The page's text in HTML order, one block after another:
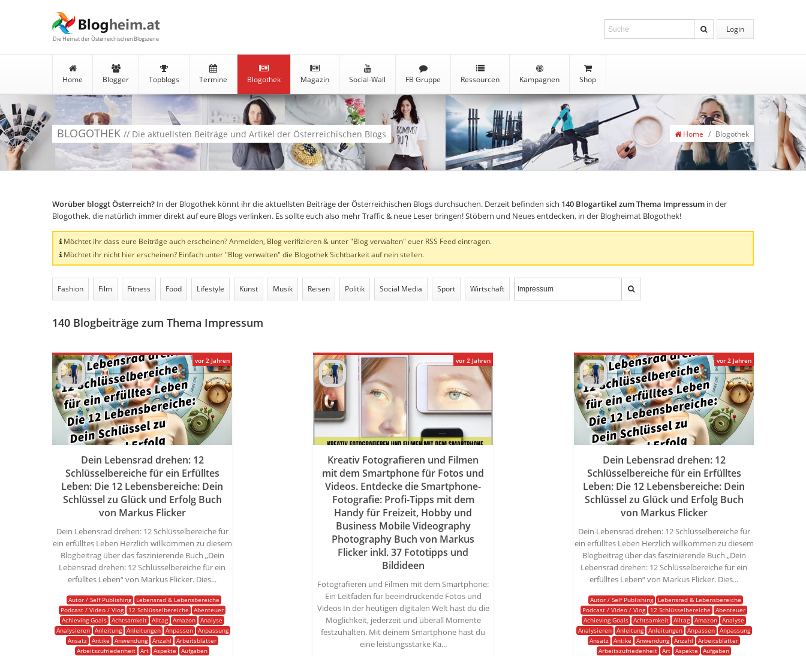
Die Heimat der Österreichischen Blogszene
Login
Home Blogger Topblogs Termine Blogothek Magazin Social-Wall FB Gruppe Ressourcen Kampagnen Shop
BLOGOTHEK // Die aktuellsten Beiträge und Artikel der Österreichischen Blogs Home / Blogothek
Worüber bloggt Österreich? In der Blogothek könnt ihr die aktuellsten Beiträge der Österreichischen Blogs durchsuchen. Derzeit befinden sich 140 Blogartikel zum Thema Impressum in der
Blogothek, die natürlich immer direkt auf eure Blogs verlinken. Es sollte euch also mehr Traffic & neue Leser bringen! Stöbern und Neues entdecken, in der Blogheimat Blogothek!
Möchtet ihr dass eure Beiträge auch erscheinen? Anmelden, Blog verifizieren & unter "Blog verwalten" euer RSS Feed eintragen.
Möchtet ihr nicht hier erscheinen? Einfach unter "Blog verwalten" die Blogothek Sichtbarkeit auf nein stellen.
Fashion Film Fitness Food Lifestyle Kunst Musik Reisen Politik Social Media Sport Wirtschaft
140 Blogbeiträge zum Thema Impressum
Dein Lebensrad drehen: 12
Schlüsselbereiche für ein Erfülltes
Leben: Die 12 Lebensbereiche: Dein
Schlüssel zu Glück und Erfolg Buch
von Markus Flicker
Dein Lebensrad drehen: 12 Schlüsselbereiche für
ein erfülltes Leben Herzlich willkommen zu diesem
Blogbeitrag über das faszinierende Buch „Dein
Lebensrad drehen: 12 Schlüsselbereiche für ein
erfülltes Leben“ von Markus Flicker. Dies...
Autor / Self Publishing
Lebensrad & Lebensbereiche
Podcast / Video / Vlog
12 Schlüsselbereiche
Abenteuer
Achieving Goals Achtsamkeit Alltag Amazon Analyse
Analysieren
Anleitung Anleitungen Anpassen
Anpassung
Ansatz Antike Anwendung Anzahl
Arbeitsblätter
Arbeitszufriedenheit Art Aspekte
Aufgaben
vor 2 Jahren
Kreativ Fotografieren und Filmen
mit dem Smartphone für Fotos und
Videos. Entdecke die Smartphone-
Fotografie: Profi-Tipps mit dem
Handy für Freizeit, Hobby und
Business Mobile Videography
Photography Buch von Markus
Flicker inkl. 37 Fototipps und
Bildideen
Fotografieren und Filmen mit dem Smartphone:
Ein Leitfaden für beeindruckende Fotos und
Videos In der heutigen digitalen Welt hast du die
Möglichkeit, jederzeit und überall Momente
festzuhalten. Mit deinem Smartphone hast du
eine leistungsstarke Ka...
vor 2 Jahren
Dein Lebensrad drehen: 12
Schlüsselbereiche für ein Erfülltes
Leben: Die 12 Lebensbereiche: Dein
Schlüssel zu Glück und Erfolg Buch
von Markus Flicker
Dein Lebensrad drehen: 12 Schlüsselbereiche für
ein erfülltes Leben Herzlich willkommen zu diesem
Blogbeitrag über das faszinierende Buch „Dein
Lebensrad drehen: 12 Schlüsselbereiche für ein
erfülltes Leben“ von Markus Flicker. Dies...
Autor / Self Publishing
Lebensrad & Lebensbereiche
Podcast / Video / Vlog
12 Schlüsselbereiche
Abenteuer
Achieving Goals Achtsamkeit Alltag Amazon Analyse
Analysieren
Anleitung Anleitungen Anpassen
Anpassung
Ansatz Antike Anwendung Anzahl
Arbeitsblätter
Arbeitszufriedenheit Art Aspekte
Aufgaben
vor 2 Jahren